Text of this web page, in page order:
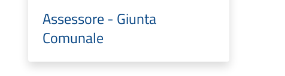
Assessore - Giunta
Comunale